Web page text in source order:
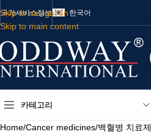
Skip to navigation
Skip to main content
국가서비스정보 한국어
카테고리
Home/Cancer medicines/백혈병 치료제